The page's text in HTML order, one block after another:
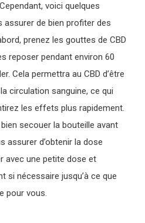
voici quelques
assurer de bien profiter des
prenez les gouttes de CBD
reposer pendant environ 60
Cela permettra au CBD d’être
circulation sanguine, ce qui
les effets plus rapidement.
secouer la bouteille avant
assurer d’obtenir la dose
avec une petite dose et
si nécessaire jusqu’à ce que
pour vous.